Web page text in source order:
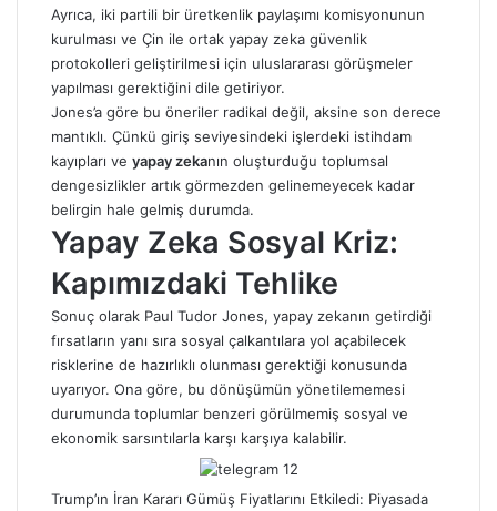
Ayrıca, iki partili bir üretkenlik paylaşımı komisyonunun
kurulması ve Çin ile ortak yapay zeka güvenlik
protokolleri geliştirilmesi için uluslararası görüşmeler
yapılması gerektiğini dile getiriyor.
Jones’a göre bu öneriler radikal değil, aksine son derece
mantıklı. Çünkü giriş seviyesindeki işlerdeki istihdam
kayıpları ve yapay zekanın oluşturduğu toplumsal
dengesizlikler artık görmezden gelinemeyecek kadar
belirgin hale gelmiş durumda.
Yapay Zeka Sosyal Kriz:
Kapımızdaki Tehlike
Sonuç olarak Paul Tudor Jones, yapay zekanın getirdiği
fırsatların yanı sıra sosyal çalkantılara yol açabilecek
risklerine de hazırlıklı olunması gerektiği konusunda
uyarıyor. Ona göre, bu dönüşümün yönetilememesi
durumunda toplumlar benzeri görülmemiş sosyal ve
ekonomik sarsıntılarla karşı karşıya kalabilir.
Trump’ın İran Kararı Gümüş Fiyatlarını Etkiledi: Piyasada